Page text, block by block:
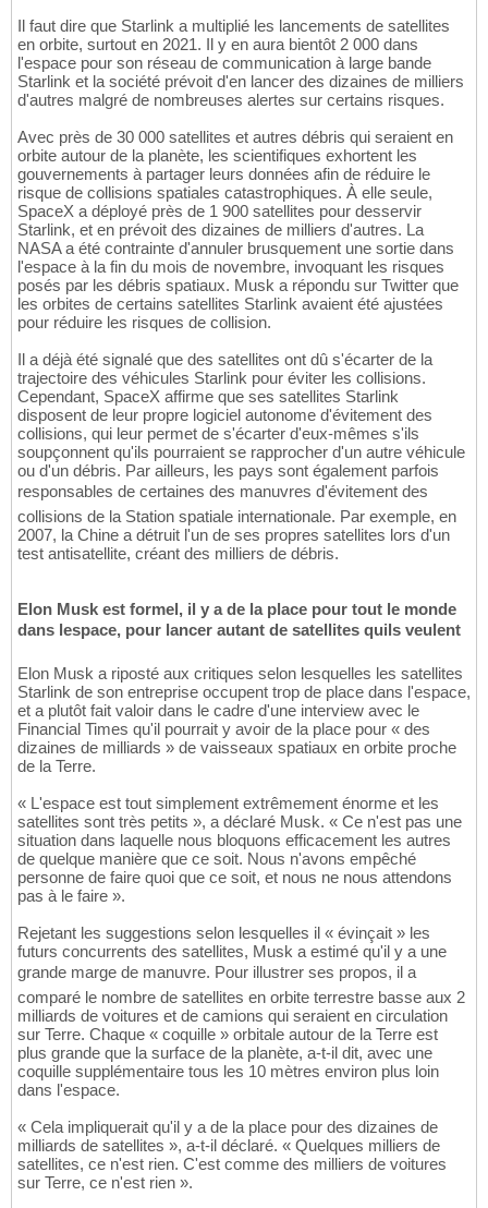
Il faut dire que Starlink a multiplié les lancements de satellites
en orbite, surtout en 2021. Il y en aura bientôt 2 000 dans
l'espace pour son réseau de communication à large bande
Starlink et la société prévoit d'en lancer des dizaines de milliers
d'autres malgré de nombreuses alertes sur certains risques.
Avec près de 30 000 satellites et autres débris qui seraient en
orbite autour de la planète, les scientifiques exhortent les
gouvernements à partager leurs données afin de réduire le
risque de collisions spatiales catastrophiques. À elle seule,
SpaceX a déployé près de 1 900 satellites pour desservir
Starlink, et en prévoit des dizaines de milliers d'autres. La
NASA a été contrainte d'annuler brusquement une sortie dans
l'espace à la fin du mois de novembre, invoquant les risques
posés par les débris spatiaux. Musk a répondu sur Twitter que
les orbites de certains satellites Starlink avaient été ajustées
pour réduire les risques de collision.
Il a déjà été signalé que des satellites ont dû s'écarter de la
trajectoire des véhicules Starlink pour éviter les collisions.
Cependant, SpaceX affirme que ses satellites Starlink
disposent de leur propre logiciel autonome d'évitement des
collisions, qui leur permet de s'écarter d'eux-mêmes s'ils
soupçonnent qu'ils pourraient se rapprocher d'un autre véhicule
ou d'un débris. Par ailleurs, les pays sont également parfois
responsables de certaines des manuvres d'évitement des
collisions de la Station spatiale internationale. Par exemple, en
2007, la Chine a détruit l'un de ses propres satellites lors d'un
test antisatellite, créant des milliers de débris.
Elon Musk est formel, il y a de la place pour tout le monde
dans lespace, pour lancer autant de satellites quils veulent
Elon Musk a riposté aux critiques selon lesquelles les satellites
Starlink de son entreprise occupent trop de place dans l'espace,
et a plutôt fait valoir dans le cadre d'une interview avec le
Financial Times qu'il pourrait y avoir de la place pour « des
dizaines de milliards » de vaisseaux spatiaux en orbite proche
de la Terre.
« L'espace est tout simplement extrêmement énorme et les
satellites sont très petits », a déclaré Musk. « Ce n'est pas une
situation dans laquelle nous bloquons efficacement les autres
de quelque manière que ce soit. Nous n'avons empêché
personne de faire quoi que ce soit, et nous ne nous attendons
pas à le faire ».
Rejetant les suggestions selon lesquelles il « évinçait » les
futurs concurrents des satellites, Musk a estimé qu'il y a une
grande marge de manuvre. Pour illustrer ses propos, il a
comparé le nombre de satellites en orbite terrestre basse aux 2
milliards de voitures et de camions qui seraient en circulation
sur Terre. Chaque « coquille » orbitale autour de la Terre est
plus grande que la surface de la planète, a-t-il dit, avec une
coquille supplémentaire tous les 10 mètres environ plus loin
dans l'espace.
« Cela impliquerait qu'il y a de la place pour des dizaines de
milliards de satellites », a-t-il déclaré. « Quelques milliers de
satellites, ce n'est rien. C'est comme des milliers de voitures
sur Terre, ce n'est rien ».